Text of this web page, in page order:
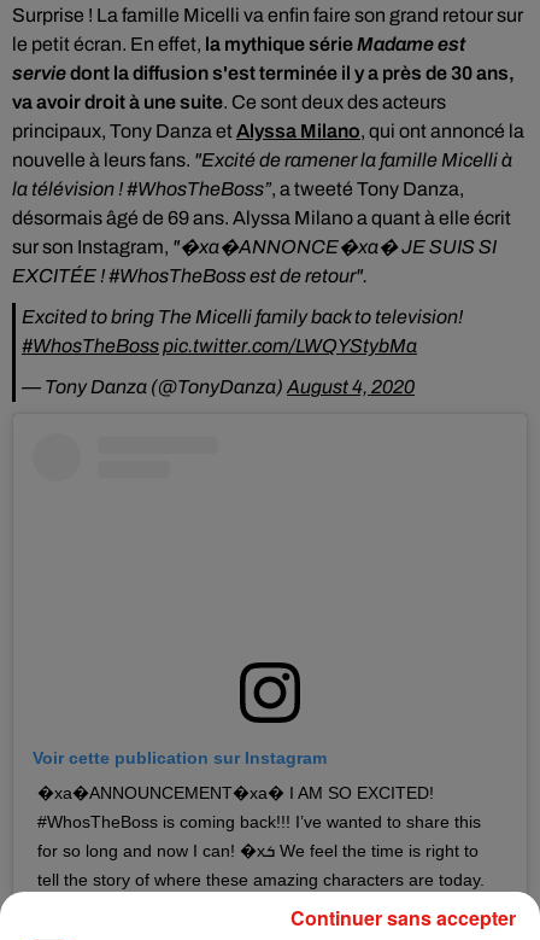
Surprise ! La famille Micelli va enfin faire son grand retour sur
le petit écran. En effet, la mythique sérieMadame est
serviedont la diffusion s'est terminée il y a près de 30 ans,
va avoir droit à une suite. Ce sont deux des acteurs
principaux, Tony Danza etAlyssa Milano, qui ont annoncé la
nouvelle à leurs fans. "Excité de ramener la famille Micelli à
la télévision ! #WhosTheBoss”, a tweeté Tony Danza,
désormais âgé de 69 ans. Alyssa Milano a quant à elle écrit
sur son Instagram, "�xa�ANNONCE�xa� JE SUIS SI
EXCITÉE ! #WhosTheBoss est de retour".
Excited to bring The Micelli family back to television!
#WhosTheBosspic.twitter.com/LWQYStybMa
— Tony Danza (@TonyDanza) August 4, 2020
Voir cette publication sur Instagram
�xa�ANNOUNCEMENT�xa� I AM SO EXCITED!
#WhosTheBoss is coming back!!! I’ve wanted to share this
for so long and now I can! �xܭ We feel the time is right to
tell the story of where these amazing characters are today.
Can’t wait to share their stories with you. So happy.
Continuer sans accepter